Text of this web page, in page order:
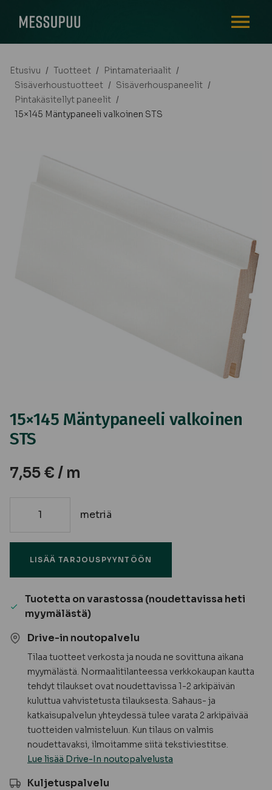
Etusivu / Tuotteet / Pintamateriaalit /
Sisäverhoustuotteet / Sisäverhouspaneelit /
Pintakäsitellyt paneelit /
15×145 Mäntypaneeli valkoinen STS
15×145 Mäntypaneeli valkoinen
STS
7,55 € / m
15x145
määrä
metriä
LISÄÄ TARJOUSPYYNTÖÖN
Tuotetta on varastossa (noudettavissa heti
myymälästä)
Drive-in noutopalvelu
Tilaa tuotteet verkosta ja nouda ne sovittuna aikana
myymälästä. Normaalitilanteessa verkkokaupan kautta
tehdyt tilaukset ovat noudettavissa 1-2 arkipäivän
kuluttua vahvistetusta tilauksesta. Sahaus- ja
katkaisupalvelun yhteydessä tulee varata 2 arkipäivää
tuotteiden valmisteluun. Kun tilaus on valmis
noudettavaksi, ilmoitamme siitä tekstiviestitse.
Lue lisää Drive-In noutopalvelusta
Kuljetuspalvelu